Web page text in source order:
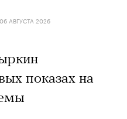
06 АВГУСТА 2026
показах на